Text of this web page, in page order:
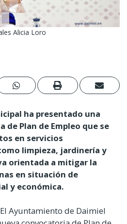
Alicia Loro
ha presentado una
de Plan de Empleo que se
en servicios
limpieza, jardinería y
orientada a mitigar la
en situación de
y económica.
Ayuntamiento de Daimiel